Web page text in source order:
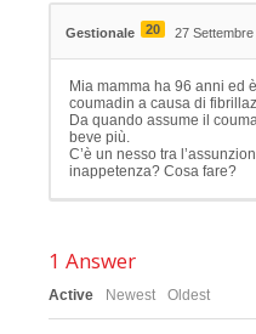
Gestionale 20 27
Mia mamma ha 96 anni ed
coumadin a causa di
Da quando assume il
beve più.
C’è un nesso tra
inappetenza? Cosa fare?
1 Answer
Active Newest Oldest